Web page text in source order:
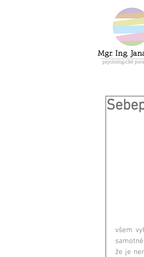
všem
že je